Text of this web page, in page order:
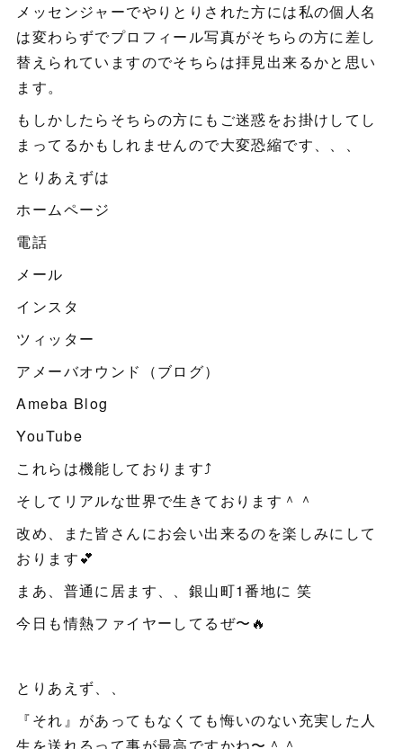
メッセンジャーでやりとりされた方には私の個人名
は変わらずでプロフィール写真がそちらの方に差し
替えられていますのでそちらは拝見出来るかと思い
ます。
もしかしたらそちらの方にもご迷惑をお掛けしてし
まってるかもしれませんので大変恐縮です、、、
とりあえずは
ホームページ
電話
メール
インスタ
ツィッター
アメーバオウンド（ブログ）
Ameba Blog
YouTube
これらは機能しております⤴️
そしてリアルな世界で生きております＾＾
改め、また皆さんにお会い出来るのを楽しみにして
おります💕
まあ、普通に居ます、、銀山町1番地に 笑
今日も情熱ファイヤーしてるぜ〜🔥
とりあえず、、
『それ』があってもなくても悔いのない充実した人